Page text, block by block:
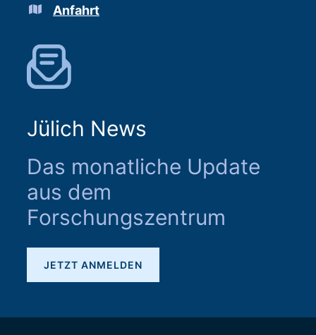
Anfahrt
Jülich News
Das monatliche Update
aus dem
Forschungszentrum
JETZT ANMELDEN